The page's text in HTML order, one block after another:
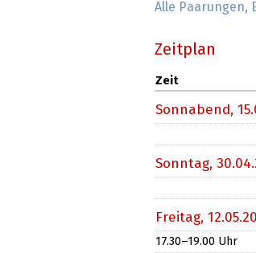
Alle Paarungen,
Zeitplan
Zeit
Sonnabend,
Sonntag,
Freitag,
17.30​–19.00 Uhr